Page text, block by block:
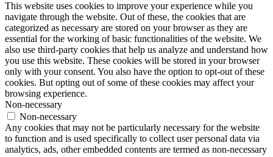
This website uses cookies to improve your experience while you
navigate through the website. Out of these, the cookies that are
categorized as necessary are stored on your browser as they are
essential for the working of basic functionalities of the website. We
also use third-party cookies that help us analyze and understand how
you use this website. These cookies will be stored in your browser
only with your consent. You also have the option to opt-out of these
cookies. But opting out of some of these cookies may affect your
browsing experience.
Non-necessary
Non-necessary
Any cookies that may not be particularly necessary for the website
to function and is used specifically to collect user personal data via
analytics, ads, other embedded contents are termed as non-necessary